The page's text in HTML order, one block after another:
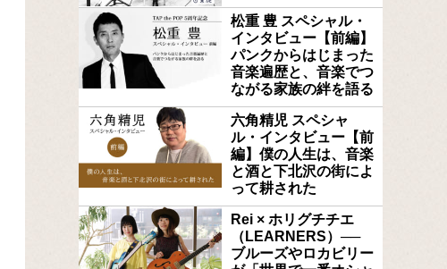
松重 豊 スペシャル・
インタビュー【前編】
パンクからはじまった
音楽遍歴と、音楽でつ
ながる家族の絆を語る
六角精児 スペシャ
ル・インタビュー【前
編】僕の人生は、音楽
と酒と下北沢の街によ
って耕された
Rei × ホリグチチエ
（LEARNERS）──
ブルーズやロカビリー